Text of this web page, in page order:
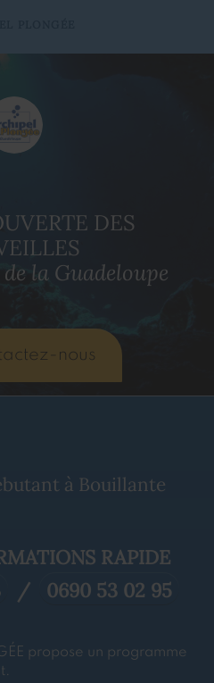
DES
la Guadeloupe
nous
à Bouillante
RAPIDE
/ 0690 53 02 95
propose un programme